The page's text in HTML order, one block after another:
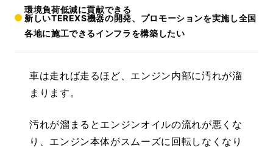
環境負荷低減に貢献できる
新しいTEREXS機器の開発、プロモーションを実施し全国
各地に施工できるインフラを構築したい
車は走れば走るほど、エンジン内部に汚れが溜
まります。
汚れが溜まるとエンジンオイルの流れが悪くな
り、エンジン本体がスムーズに回転しなくなり